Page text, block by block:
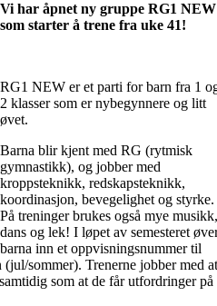
Vi har åpnet ny gruppe RG1 NEW
som starter å trene fra uke 41!
RG1 NEW er et parti for barn fra 1
2 klasser som er nybegynnere og litt
øvet.
Barna blir kjent med RG (rytmisk
gymnastikk), og jobber med
kroppsteknikk, redskapsteknikk,
koordinasjon, bevegelighet og styrke.
På treninger brukes også mye musikk,
dans og lek! I løpet av semesteret
barna inn et oppvisningsnummer til
sommer). Trenerne jobber med at
som at de får utfordringer på